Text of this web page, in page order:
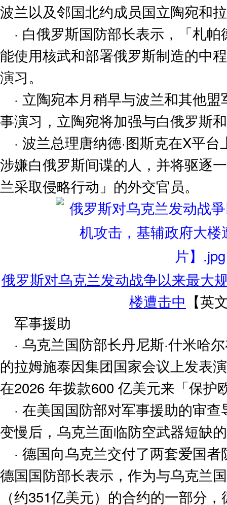
波兰以及邻国北约成员国立陶宛和
· 白俄罗斯国防部长表示，「札
能使用核武和部署俄罗斯制造的中
演习。
· 立陶宛本月稍早与波兰和其他
事演习，立陶宛将加强与白俄罗斯
· 波兰总理唐纳德·图斯克在X平
涉嫌白俄罗斯间谍的人，并将驱逐
兰采取侵略行动」的外交官员。
俄罗斯对乌克兰发动战争以来最大
楼遭击中 【英
军事援助
· 乌克兰国防部长丹尼斯·什米哈
的拉姆施泰因集团国家会议上发表
在2026 年拨款600 亿美元来「保护
· 在美国国防部对军事援助的审
变慢后，乌克兰面临防空武器短缺
· 德国向乌克兰交付了两套爱国
德国国防部长表示，作为与乌克兰
（约351亿美元）的合约的一部分